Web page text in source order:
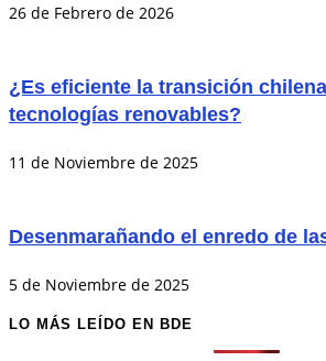
26 de Febrero de 2026
¿Es eficiente la transición
tecnologías renovables?
11 de Noviembre de 2025
Desenmarañando el enredo de
5 de Noviembre de 2025
LO MÁS LEÍDO EN BDE